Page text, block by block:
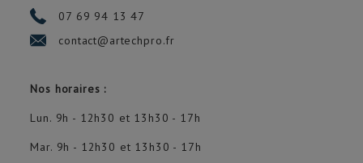
07 69 94 13 47
contact@artechpro.fr
Nos horaires :
Lun. 9h - 12h30 et 13h30 - 17h
Mar. 9h - 12h30 et 13h30 - 17h